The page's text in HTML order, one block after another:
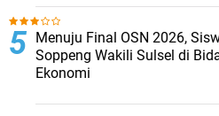
Menuju Final OSN 2026,
Soppeng Wakili Sulsel di
Ekonomi